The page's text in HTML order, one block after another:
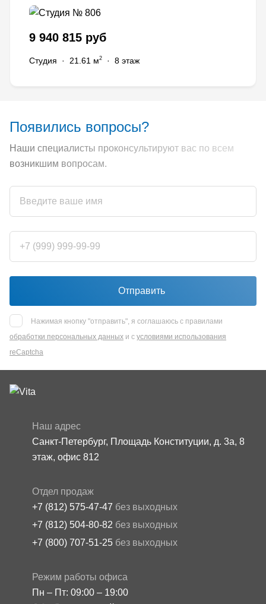
9 940 815 руб
Студия · 21.61 м2 · 8 этаж
Появились вопросы?
Наши специалисты проконсультируют вас по всем
возникшим вопросам.
Отправить
Нажимая кнопку "отправить", я соглашаюсь с правилами
обработки персональных данных и с условиями использования
reCaptcha
Наш адрес
Санкт-Петербург, Площадь Конституции, д. 3а, 8
этаж, офис 812
Отдел продаж
+7 (812) 575-47-47 без выходных
+7 (812) 504-80-82 без выходных
+7 (800) 707-51-25 без выходных
Режим работы офиса
Пн – Пт: 09:00 – 19:00